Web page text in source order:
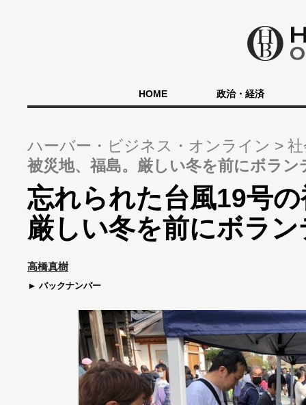
HOME 政治・経済
ハーバー・ビジネス・オンライン
被災地、福島。厳しい冬を前にボラン
忘れられた台風19号
厳しい冬を前にボラ
高橋真樹
バックナンバー